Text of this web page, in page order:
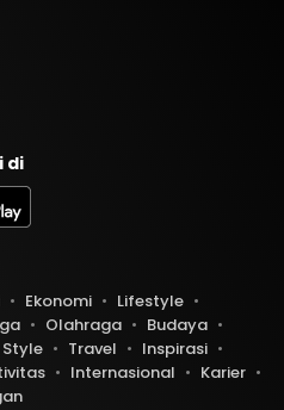
di
Ekonomi
Lifestyle
Olahraga
Budaya
Style Travel
Inspirasi
Internasional
Karier